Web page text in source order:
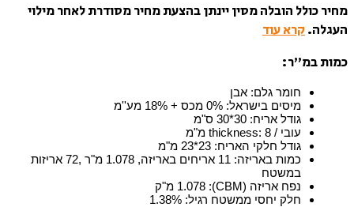
מחיר כולל הובלה מסין יינתן בהצעת מחיר מסודרת לאחר מילוי
העגלה. קרא עוד
כמות במ”ר:
חומר גלם: אבן
מיסים בישראל: 0% מכס + 18% מע''מ
גודל אריח: 30*30 ס"מ
עובי / thickness
:8 מ"מ
גודל חלקי האריח: 23*23 מ"מ
כמות באריזה:
11 אריחים באריזה, 1.078 מ"ר ,72 אריזות
במשטח
נפח אריזה (CBM)
: 1.078 מ"ק
חלק יחסי ממשטח רגיל:
1.38%